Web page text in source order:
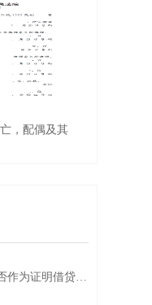
，配偶及其
偷录、偷拍的证据能否作为证明借贷关系